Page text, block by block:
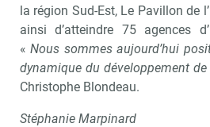
la région Sud-Est, Le Pavillon de
ainsi d’atteindre 75 agences
«Nous sommes aujourd’hui
dynamique du développement
Christophe Blondeau.
Stéphanie Marpinard